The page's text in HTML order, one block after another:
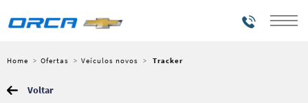
Telefones
Home Ofertas Veículos novos Tracker
Voltar